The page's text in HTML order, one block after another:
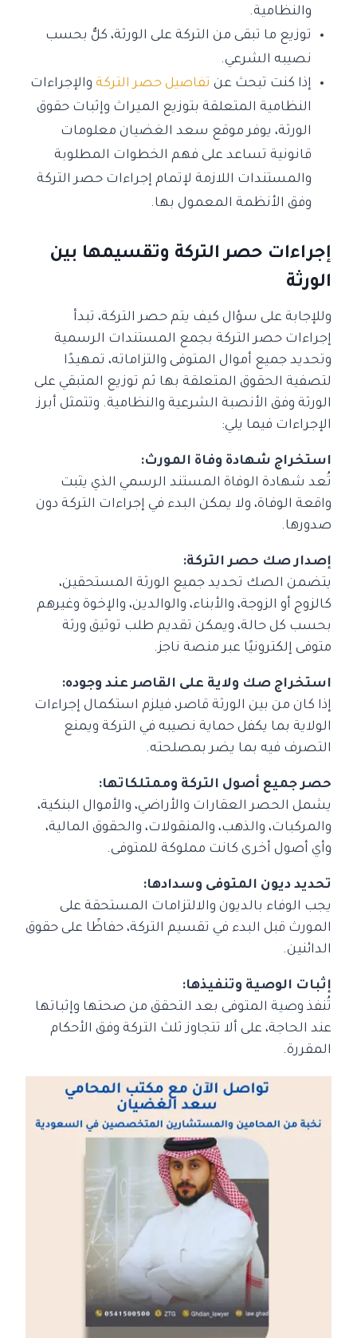
والنظامية.
توزيع ما تبقى من التركة على الورثة، كلٌّ بحسب
نصيبه الشرعي.
إذا كنت تبحث عن تفاصيل حصر التركة والإجراءات
النظامية المتعلقة بتوزيع الميراث وإثبات حقوق
الورثة، يوفر موقع سعد الغضيان معلومات
قانونية تساعد على فهم الخطوات المطلوبة
والمستندات اللازمة لإتمام إجراءات حصر التركة
وفق الأنظمة المعمول بها.
إجراءات حصر التركة وتقسيمها بين
الورثة
وللإجابة على سؤال كيف يتم حصر التركة، تبدأ
إجراءات حصر التركة بجمع المستندات الرسمية
وتحديد جميع أموال المتوفى والتزاماته، تمهيدًا
لتصفية الحقوق المتعلقة بها ثم توزيع المتبقي على
الورثة وفق الأنصبة الشرعية والنظامية. وتتمثل أبرز
الإجراءات فيما يلي:
استخراج شهادة وفاة المورث:
تُعد شهادة الوفاة المستند الرسمي الذي يثبت
واقعة الوفاة، ولا يمكن البدء في إجراءات التركة دون
صدورها.
إصدار صك حصر التركة:
يتضمن الصك تحديد جميع الورثة المستحقين،
كالزوج أو الزوجة، والأبناء، والوالدين، والإخوة وغيرهم
بحسب كل حالة، ويمكن تقديم طلب توثيق ورثة
متوفى إلكترونيًا عبر منصة ناجز.
استخراج صك ولاية على القاصر عند وجوده:
إذا كان من بين الورثة قاصر، فيلزم استكمال إجراءات
الولاية بما يكفل حماية نصيبه في التركة ويمنع
التصرف فيه بما يضر بمصلحته.
حصر جميع أصول التركة وممتلكاتها:
يشمل الحصر العقارات والأراضي، والأموال البنكية،
والمركبات، والذهب، والمنقولات، والحقوق المالية،
وأي أصول أخرى كانت مملوكة للمتوفى.
تحديد ديون المتوفى وسدادها:
يجب الوفاء بالديون والالتزامات المستحقة على
المورث قبل البدء في تقسيم التركة، حفاظًا على حقوق
الدائنين.
إثبات الوصية وتنفيذها:
تُنفذ وصية المتوفى بعد التحقق من صحتها وإثباتها
عند الحاجة، على ألا تتجاوز ثلث التركة وفق الأحكام
المقررة.